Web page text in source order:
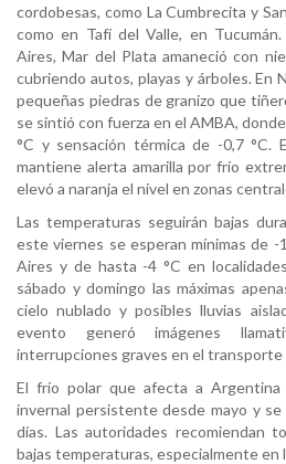
cordobesas, como La Cumbrecita y
como en Tafí del Valle, en
Aires, Mar del Plata amaneció con
cubriendo autos, playas y árboles. En
pequeñas piedras de granizo que
se sintió con fuerza en el AMBA,
°C y sensación térmica de -0,7 °C.
mantiene alerta amarilla por frío
elevó a naranja el nivel en zonas
Las temperaturas seguirán bajas
este viernes se esperan mínimas de -
Aires y de hasta -4 °C en
sábado y domingo las máximas
cielo nublado y posibles lluvias
evento generó imágenes
interrupciones graves en el transporte
El frío polar que afecta a
invernal persistente desde mayo y
días. Las autoridades recomiendan
bajas temperaturas, especialmente en